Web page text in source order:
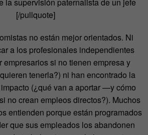
[/pullquote]
no están mejor orientados. Ni
a los profesionales independientes
empresarios si no tienen empresa y
tenerla?) ni han encontrado la
(¿qué van a aportar —y cómo
no crean empleos directos?). Muchos
entienden porque están programados
que sus empleados los abandonen